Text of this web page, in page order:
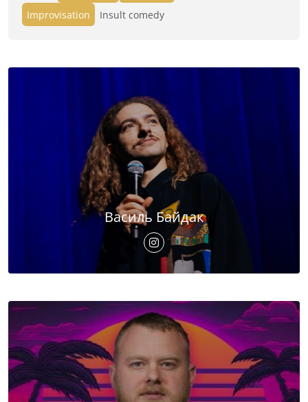
Improvisation
Insult comedy
Василь Байдак